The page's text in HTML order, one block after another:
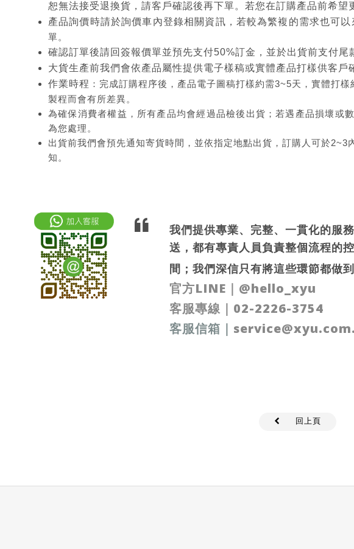
恕無法接受退換貨，請客戶確認後再下單。若您在訂購產品前希
產品詢價時請於詢價車內登錄相關資訊，若較為繁複的需求也可
單。
確認訂單後請回簽報價單並預先支付50%訂金，並於出貨前支付
大貨生產前我們會依產品屬性提供電子樣稿或實體產品打樣供客
作業時程 ：完成訂購程序後，產品電子圖稿打樣約需3~5天，實體打
製程而會有所差異。
為確保消費者權益，所有產品均會經過品檢後出貨；若遇產品損壞或
為您處理。
出貨前我們會預先通知寄貨時間，並依指定地點出貨，訂購人可於
知。
我們提供專業、完整、一貫化的服
送，都有專責人員負責整個流程的
間；我們深信只有將這些環節都做
官方LINE ｜ @hello_xyu
客服專線｜ 02-2226-3754
客服信箱 ｜
回上頁